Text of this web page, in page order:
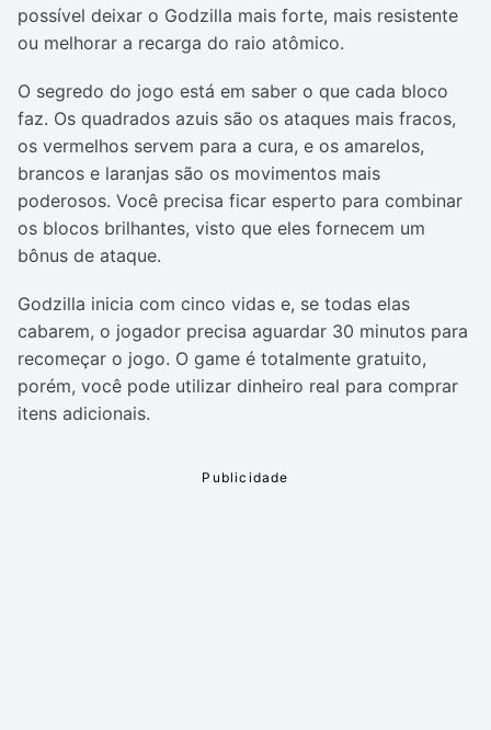
possível deixar o Godzilla mais forte, mais resistente
ou melhorar a recarga do raio atômico.
O segredo do jogo está em saber o que cada bloco
faz. Os quadrados azuis são os ataques mais fracos,
os vermelhos servem para a cura, e os amarelos,
brancos e laranjas são os movimentos mais
poderosos. Você precisa ficar esperto para combinar
os blocos brilhantes, visto que eles fornecem um
bônus de ataque.
Godzilla inicia com cinco vidas e, se todas elas
cabarem, o jogador precisa aguardar 30 minutos para
recomeçar o jogo. O game é totalmente gratuito,
porém, você pode utilizar dinheiro real para comprar
itens adicionais.